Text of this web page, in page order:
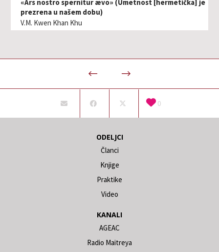
«Ars nostro spernitur ævo» (Umetnost [hermetička] je
prezrena u našem dobu)
V.M. Kwen Khan Khu
0
ODELJCI
Članci
Knjige
Praktike
Video
KANALI
AGEAC
Radio Maitreya